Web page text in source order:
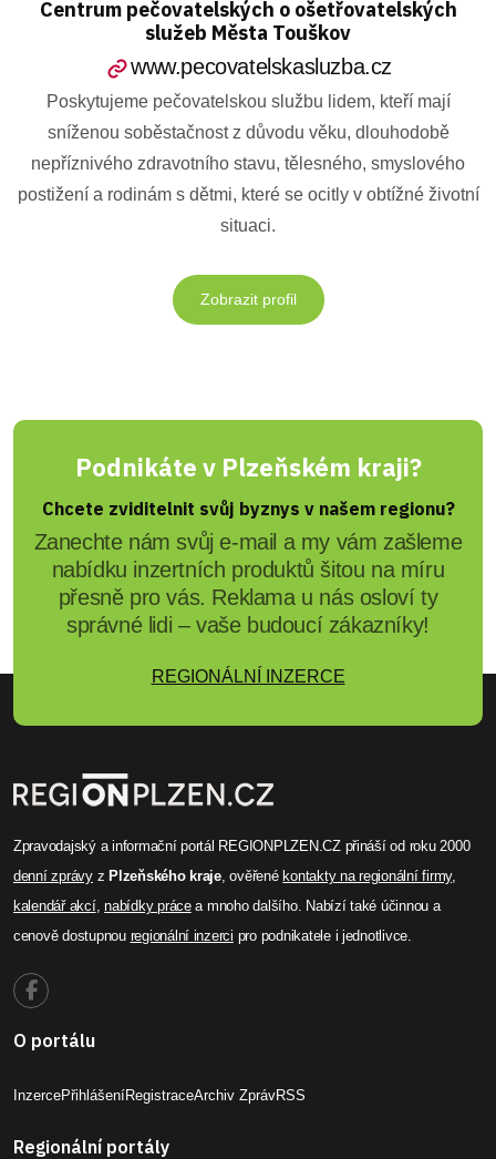
Centrum pečovatelských o ošetřovatelských
služeb Města Touškov
www.pecovatelskasluzba.cz
Poskytujeme pečovatelskou službu lidem, kteří mají
sníženou soběstačnost z důvodu věku, dlouhodobě
nepříznivého zdravotního stavu, tělesného, smyslového
postižení a rodinám s dětmi, které se ocitly v obtížné životní
situaci.
Zobrazit profil
Podnikáte v Plzeňském kraji?
Chcete zviditelnit svůj byznys v našem regionu?
Zanechte nám svůj e-mail a my vám zašleme
nabídku inzertních produktů šitou na míru
přesně pro vás. Reklama u nás osloví ty
správné lidi – vaše budoucí zákazníky!
REGIONÁLNÍ INZERCE
Zpravodajský a informační portál REGIONPLZEN.CZ přináší od roku 2000
denní zprávyzPlzeňského kraje, ověřenékontakty na regionální firmy,
kalendář akcí,nabídky prácea mnoho dalšího. Nabízí také účinnou a
cenově dostupnou regionální inzerci pro podnikatele i jednotlivce.
O portálu
InzercePřihlášeníRegistraceArchiv ZprávRSS
Regionální portály